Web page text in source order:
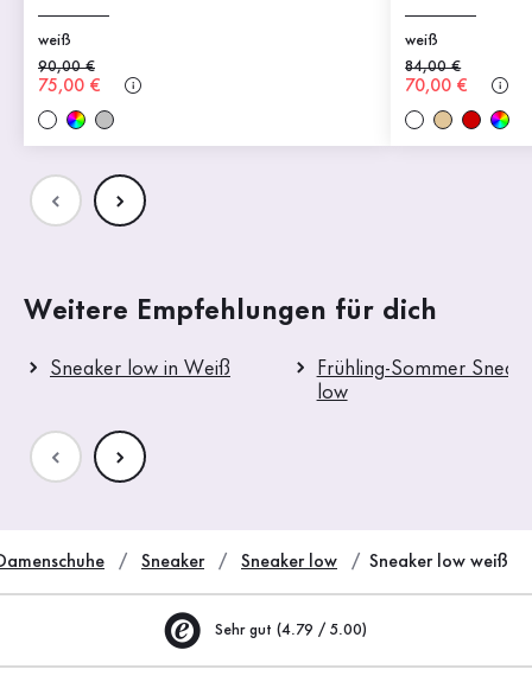
weiß
Alter Preis
90,00 €
Neuer Preis
75,00 €
weiß
Alter Preis
84,00 €
Neuer Preis
70,00 €
Weitere Empfehlungen für dich
Sneaker low in Weiß
Frühling-Sommer
low
Sneaker Sneaker low Sneaker low weiß
Sehr gut (4.79 / 5.00)